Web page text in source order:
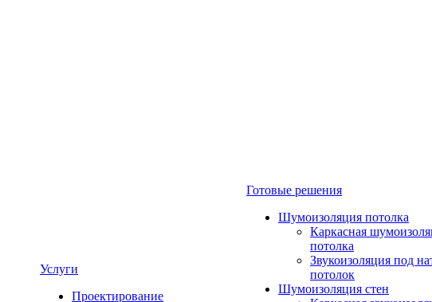
Услуги
Проектирование
Готовые решения
Шумоизоляция потолка
Каркасная
потолка
Звукоизоляция под
потолок
Шумоизоляция стен